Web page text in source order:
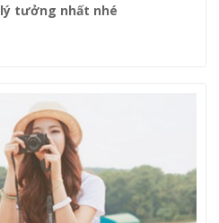
tưởng nhất nhé